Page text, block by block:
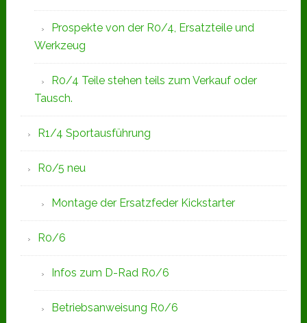
Prospekte von der R0/4, Ersatzteile und
Werkzeug
R0/4 Teile stehen teils zum Verkauf oder
Tausch.
R1/4 Sportausführung
R0/5 neu
Montage der Ersatzfeder Kickstarter
R0/6
Infos zum D-Rad R0/6
Betriebsanweisung R0/6